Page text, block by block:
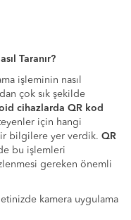
Taranır?
işleminin nasıl
çok sık şekilde
cihazlarda QR kod
için hangi
bilgilere yer verdik. QR
bu işlemleri
gereken önemli
kamera uygulama